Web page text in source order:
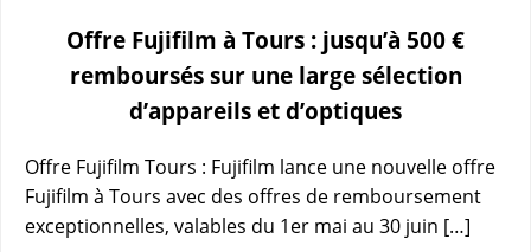
Offre Fujifilm à Tours : jusqu’à 500 €
remboursés sur une large sélection
d’appareils et d’optiques
Offre Fujifilm Tours : Fujifilm lance une nouvelle offre
Fujifilm à Tours avec des offres de remboursement
exceptionnelles, valables du 1er mai au 30 juin […]